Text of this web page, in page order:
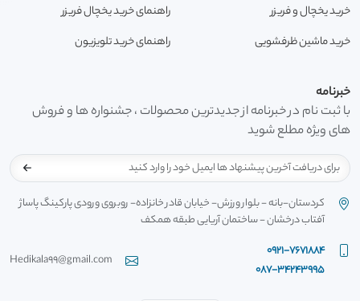
خرید یخچال و فریزر
خرید ماشین ظرفشویی
راهنمای خرید یخچال فریزر
راهنمای خرید تلویزیون
خبرنامه
با ثبت نام در خبرنامه از جدیدترین محصولات ، جشنواره ها و فروش
های ویژه مطلع شوید
کردستان-بانه - بلوار ورزش- خیابان قادر خانزاده- روبروی ورودی پارکینگ پاساژ
آفتاب درخشان - ساختمان آریایی طبقه همکف
0921-7671884
087-34243995
Hedikala99@gmail.com